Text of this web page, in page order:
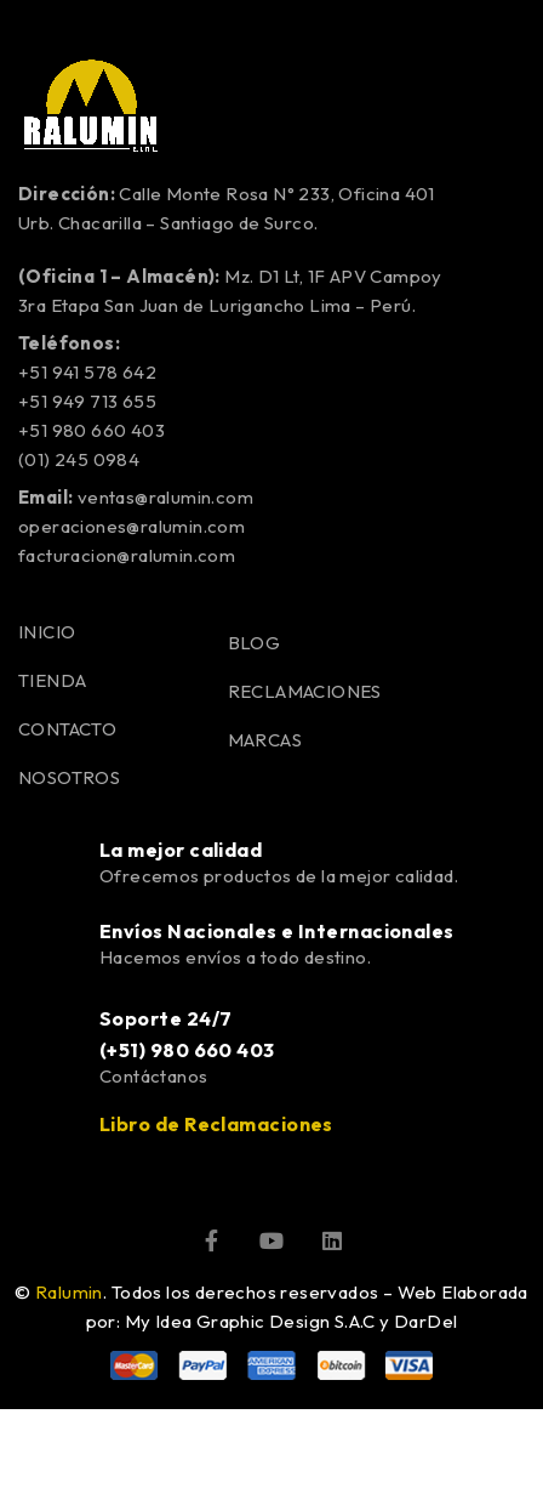
Dirección:Calle Monte Rosa N° 233, Oficina 401
Urb. Chacarilla – Santiago de Surco.
(Oficina 1 – Almacén): Mz. D1 Lt, 1F APV Campoy
3ra Etapa San Juan de Lurigancho Lima – Perú.
Teléfonos:
+51 941 578 642
+51 949 713 655
+51 980 660 403
(01) 245 0984
Email: ventas@ralumin.com
operaciones@ralumin.com
facturacion@ralumin.com
INICIO
TIENDA
CONTACTO
NOSOTROS
BLOG
RECLAMACIONES
MARCAS
La mejor calidad
Ofrecemos productos de la mejor calidad.
Envíos Nacionales e Internacionales
Hacemos envíos a todo destino.
Soporte 24/7
(+51) 980 660 403
Contáctanos
Libro de Reclamaciones
© Ralumin. Todos los derechos reservados – Web Elaborada
por: My Idea Graphic Design S.A.C y DarDel